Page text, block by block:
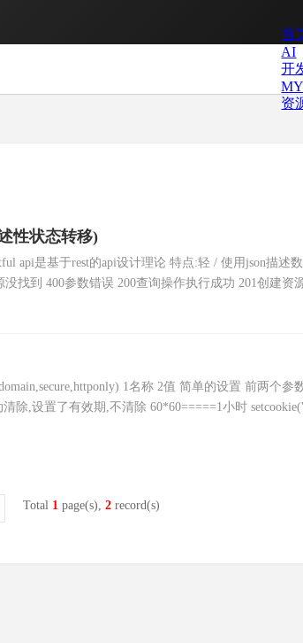
首
AI
开
资
性状态转移)
api是基于rest的api设计理论 特点:轻 / 使用json描述
找到 400参数错误 200查询操作执行成功 201创建资
1名称 2值 简单的设置 前两个
除,设置了有效期,不清除 60*60=====1小时
Total 1 page(s), 2 record(s)